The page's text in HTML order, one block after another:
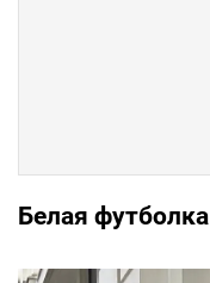
Белая футболка